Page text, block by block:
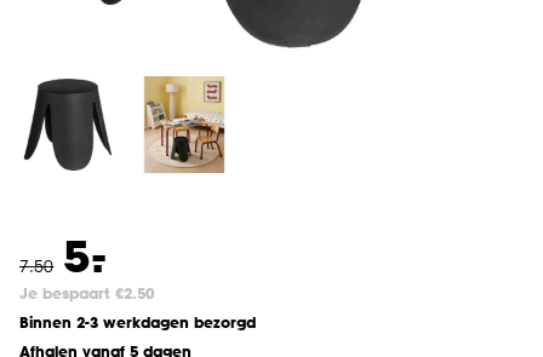
7.50 5.
-
Je bespaart €2.50
Binnen 2-3 werkdagen bezorgd
Afhalen vanaf 5 dagen